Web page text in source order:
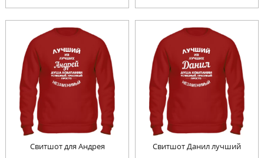
Свитшот для Андрея Свитшот Данил лучший